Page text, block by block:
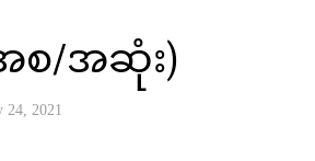
စ/အဆုံး)
24, 2021